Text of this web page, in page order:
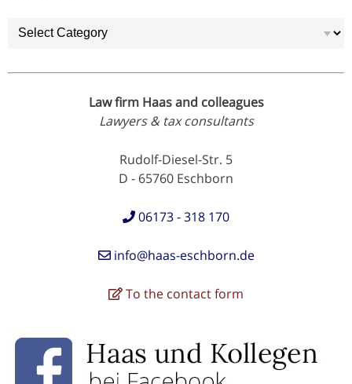
Categories
Law firm Haas and colleagues
Lawyers & tax consultants
Rudolf-Diesel-Str. 5
D - 65760 Eschborn
06173 - 318 170
info@haas-eschborn.de
To the contact form